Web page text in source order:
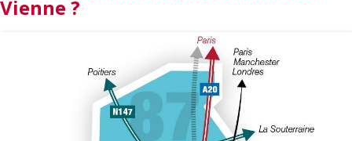
Vienne ?